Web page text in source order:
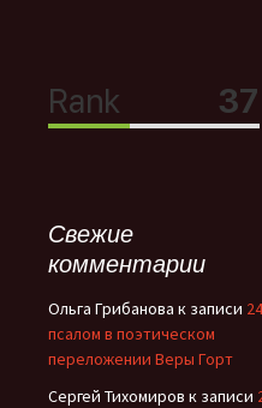
Свежие
комментарии
Ольга Грибанова к записи 24
псалом в поэтическом
переложении Веры Горт
Сергей Тихомиров к записи